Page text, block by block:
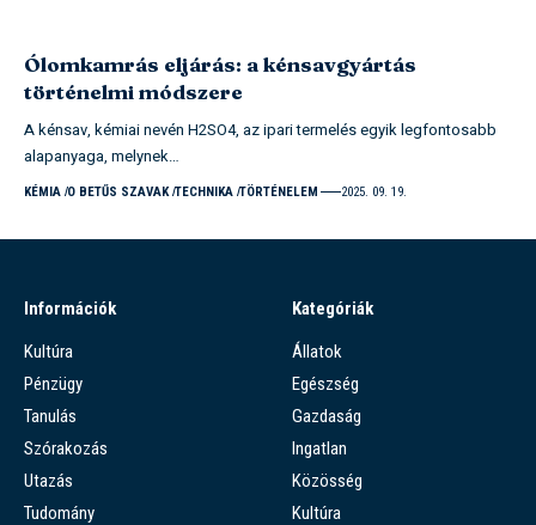
Ólomkamrás eljárás: a kénsavgyártás
történelmi módszere
A kénsav, kémiai nevén H2SO4, az ipari termelés egyik legfontosabb
alapanyaga, melynek…
KÉMIA O BETŰS SZAVAK TECHNIKA TÖRTÉNELEM 2025. 09. 19.
Információk
Kultúra
Pénzügy
Tanulás
Szórakozás
Utazás
Tudomány
Kategóriák
Állatok
Egészség
Gazdaság
Ingatlan
Közösség
Kultúra